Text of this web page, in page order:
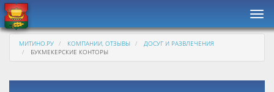
МИТИНО.РУ КОМПАНИИ, ОТЗЫВЫ
ДОСУГ И РАЗВЛЕЧЕНИЯ
БУКМЕКЕРСКИЕ КОНТОРЫ